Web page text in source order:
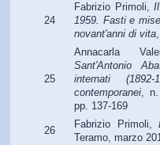
24
Fabrizio Primoli,
1959. Fasti e
novant'anni di vita
25
Annacarla
Sant'Antonio
internati (1892-
contemporanei, n.
pp. 137-169
26
Fabrizio Primoli,
Teramo, marzo